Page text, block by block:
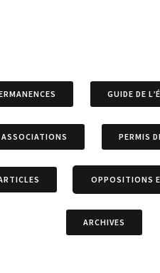
GUIDE DE
ASSOCIATIONS PERMIS
OPPOSITIONS
ARCHIVES